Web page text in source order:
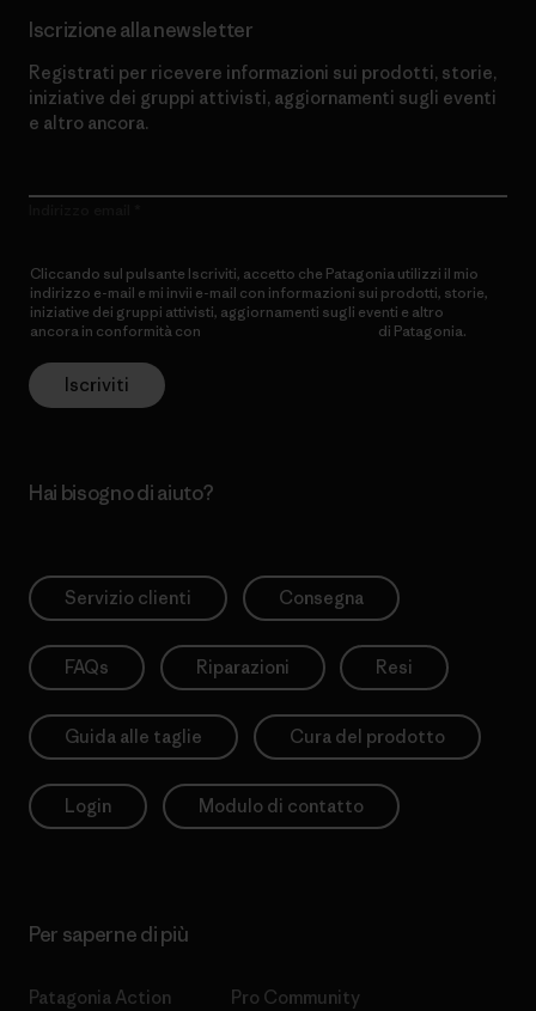
Iscrizione alla newsletter
Registrati per ricevere informazioni sui prodotti, storie,
iniziative dei gruppi attivisti, aggiornamenti sugli eventi
e altro ancora.
Cliccando sul pulsante Iscriviti, accetto che Patagonia utilizzi il mio
indirizzo e-mail e mi invii e-mail con informazioni sui prodotti, storie,
iniziative dei gruppi attivisti, aggiornamenti sugli eventi e altro
ancora in conformità con
di Patagonia.
Iscriviti
Hai bisogno di aiuto?
Servizio clienti Consegna
FAQs Riparazioni Resi
Guida alle taglie Cura del prodotto
Login Modulo di contatto
Per saperne di più
Patagonia Action
Pro Community